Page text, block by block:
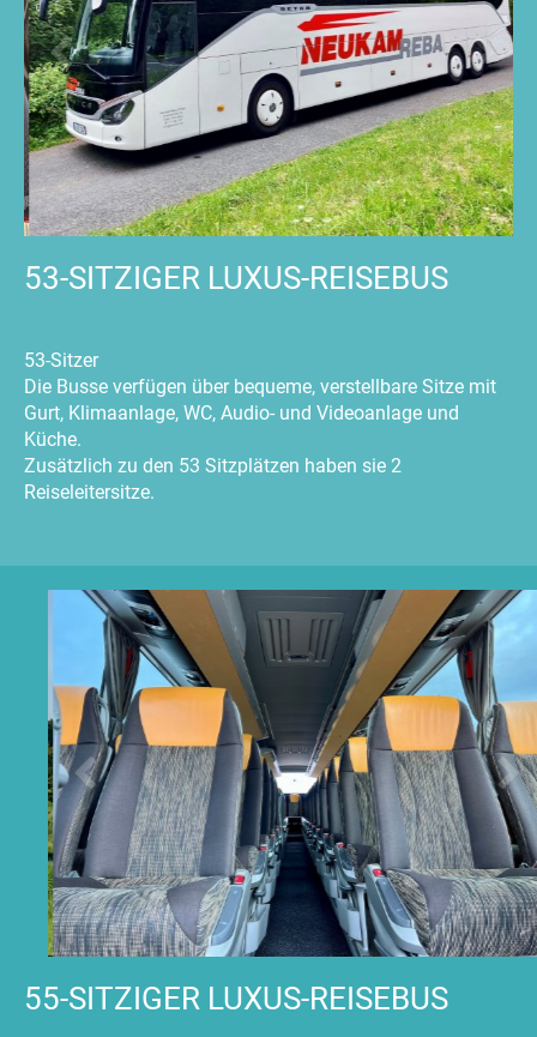
53-SITZIGER LUXUS-REISEBUS
53-Sitzer
Die Busse verfügen über bequeme, verstellbare Sitze mit
Gurt, Klimaanlage, WC, Audio- und Videoanlage und
Küche.
Zusätzlich zu den 53 Sitzplätzen haben sie 2
Reiseleitersitze.
55-SITZIGER LUXUS-REISEBUS